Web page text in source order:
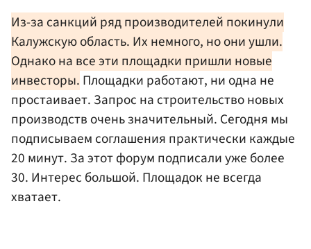
Из-за санкций ряд производителей покинули
Калужскую область. Их немного, но они ушли.
Однако на все эти площадки пришли новые
инвесторы. Площадки работают, ни одна не
простаивает. Запрос на строительство новых
производств очень значительный. Сегодня мы
подписываем соглашения практически каждые
20 минут. За этот форум подписали уже более
30. Интерес большой. Площадок не всегда
хватает.